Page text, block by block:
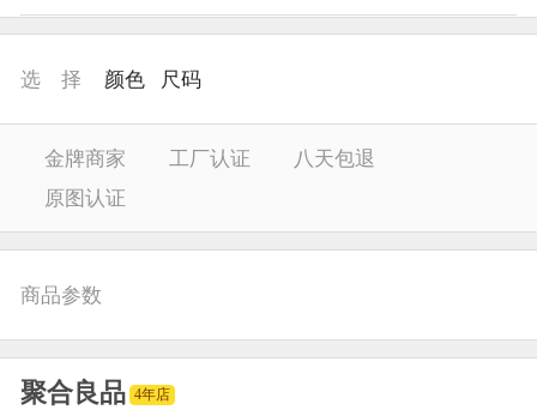
选 择 颜色 尺码
金牌商家 工厂认证
八天包退
原图认证
商品参数
聚合良品 4年店